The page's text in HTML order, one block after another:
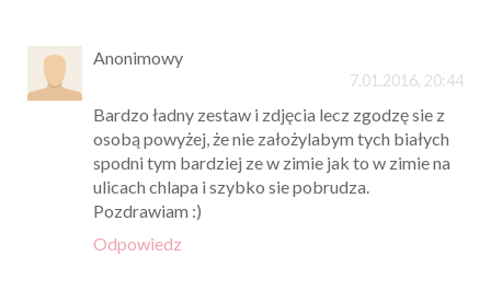
Anonimowy
7.01.2016, 20:44
Bardzo ładny zestaw i zdjęcia lecz zgodzę sie z
osobą powyżej, że nie założylabym tych białych
spodni tym bardziej ze w zimie jak to w zimie na
ulicach chlapa i szybko sie pobrudza.
Pozdrawiam :)
Odpowiedz